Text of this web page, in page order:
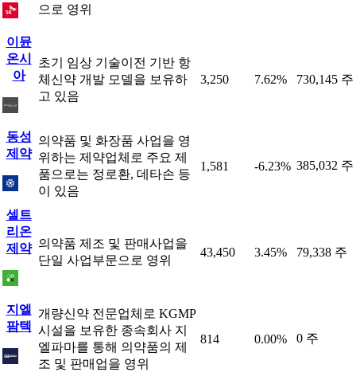
으로 영위
이뮨
온시
아
초기 임상 기술이전 기반 항
체신약 개발 모델을 보유하
고 있음
3,250 7.62% 730,145 주
동성
제약
의약품 및 화장품 사업을 영
위하는 제약업체로 주요 제
품으로는 정로환, 데타손 등
이 있음
1,581 -6.23% 385,032 주
셀트
리온
제약 의약품 제조 및 판매사업을
단일 사업부문으로 영위
43,450 3.45% 79,338 주
지엘
팜텍
개량신약 전문업체로 KGMP
시설을 보유한 종속회사 지
엘파마를 통해 의약품의 제
조 및 판매업을 영위
814 0.00% 0 주